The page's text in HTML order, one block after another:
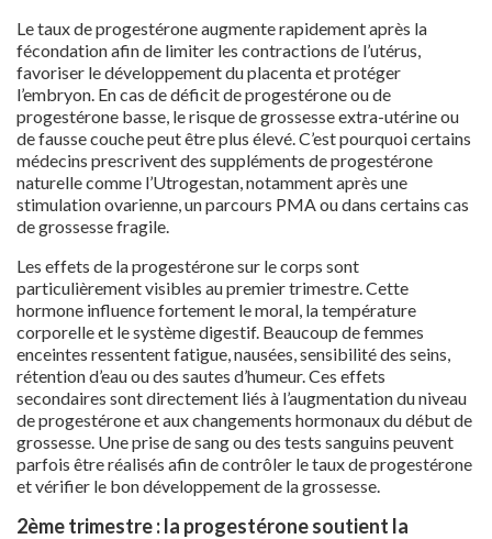
Le taux de progestérone augmente rapidement après la
fécondation afin de limiter les contractions de l’utérus,
favoriser le développement du placenta et protéger
l’embryon. En cas de déficit de progestérone ou de
progestérone basse, le risque de grossesse extra-utérine ou
de fausse couche peut être plus élevé. C’est pourquoi certains
médecins prescrivent des suppléments de progestérone
naturelle comme l’Utrogestan, notamment après une
stimulation ovarienne, un parcours PMA ou dans certains cas
de grossesse fragile.
Les effets de la progestérone sur le corps sont
particulièrement visibles au premier trimestre. Cette
hormone influence fortement le moral, la température
corporelle et le système digestif. Beaucoup de femmes
enceintes ressentent fatigue, nausées, sensibilité des seins,
rétention d’eau ou des sautes d’humeur. Ces effets
secondaires sont directement liés à l’augmentation du niveau
de progestérone et aux changements hormonaux du début de
grossesse. Une prise de sang ou des tests sanguins peuvent
parfois être réalisés afin de contrôler le taux de progestérone
et vérifier le bon développement de la grossesse.
2ème trimestre : la progestérone soutient la